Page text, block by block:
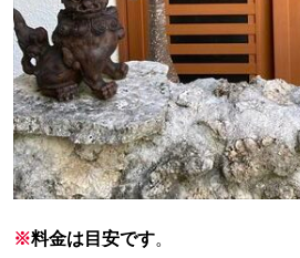
※料金は目安です。